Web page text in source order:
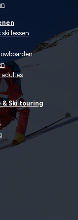
lessen
Ski touring